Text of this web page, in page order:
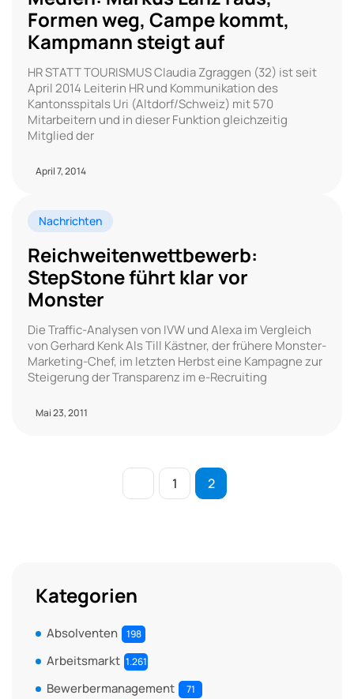
Formen weg, Campe kommt,
Kampmann steigt auf
HR STATT TOURISMUS Claudia Zgraggen (32) ist seit
April 2014 Leiterin HR und Kommunikation des
Kantonsspitals Uri (Altdorf/Schweiz) mit 570
Mitarbeitern und in dieser Funktion gleichzeitig
Mitglied der
April 7, 2014
Nachrichten
Reichweitenwettbewerb:
StepStone führt klar vor
Monster
Die Traffic-Analysen von IVW und Alexa im Vergleich
von Gerhard Kenk Als Till Kästner, der frühere Monster-
Marketing-Chef, im letzten Herbst eine Kampagne zur
Steigerung der Transparenz im e-Recruiting
Mai 23, 2011
1 2
Kategorien
Absolventen 198
Arbeitsmarkt 1.261
Bewerbermanagement 71